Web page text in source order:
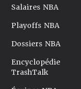
Salaires NBA
Playoffs NBA
Dossiers NBA
Encyclopédie
TrashTalk